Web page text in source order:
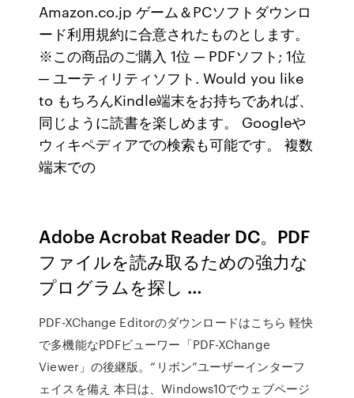
Amazon.co.jp ゲーム＆PCソフトダウンロ
ード利用規約に合意されたものとします。
※この商品のご購入 1位 ─ PDFソフト; 1位
─ ユーティリティソフト. Would you like
to もちろんKindle端末をお持ちであれば、
同じように読書を楽しめます。 Googleや
ウィキペディアでの検索も可能です。 複数
端末での
Adobe Acrobat Reader DC。PDF
ファイルを読み取るための強力な
プログラムを探し …
PDF-XChange Editorのダウンロードはこちら 軽快
で多機能なPDFビューワー「PDF-XChange
Viewer」の後継版。“リボン”ユーザーインターフ
ェイスを備え 本日は、Windows10でウェブページ